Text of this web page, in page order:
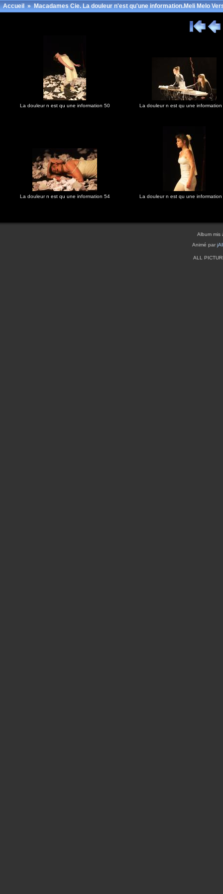
Accueil»Macadames Cie. La douleur n'est qu'une information.Meli Melo
La douleur n est qu une information 50 La douleur n est qu une information
La douleur n est qu une information 54 La douleur n est qu une information
Album mis
Animé par
ALL